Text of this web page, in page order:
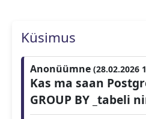
Küsimus
Anonüümne (28.02.2026
Kas ma saan
GROUP BY _tabeli